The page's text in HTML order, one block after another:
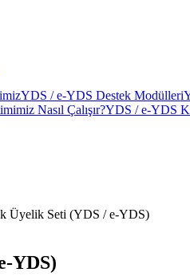
YDS / e-YDS Destek Modülleri
Nasıl Çalışır?YDS / e-YDS
Üyelik Seti (YDS / e-YDS)
YDS)